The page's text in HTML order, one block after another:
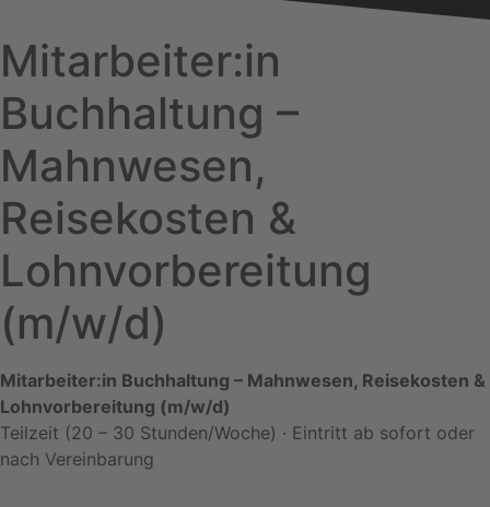
Mitarbeiter:in
Buchhaltung –
Mahnwesen,
Reisekosten &
Lohnvorbereitung
(m/w/d)
Mitarbeiter:in Buchhaltung – Mahnwesen, Reisekosten &
Lohnvorbereitung (m/w/d)
Teilzeit (20 – 30 Stunden/Woche) · Eintritt ab sofort oder
nach Vereinbarung